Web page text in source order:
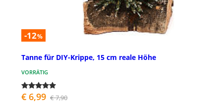
-12%
Tanne für DIY-Krippe, 15 cm reale Höhe
VORRÄTIG
€ 6,99 € 7,90